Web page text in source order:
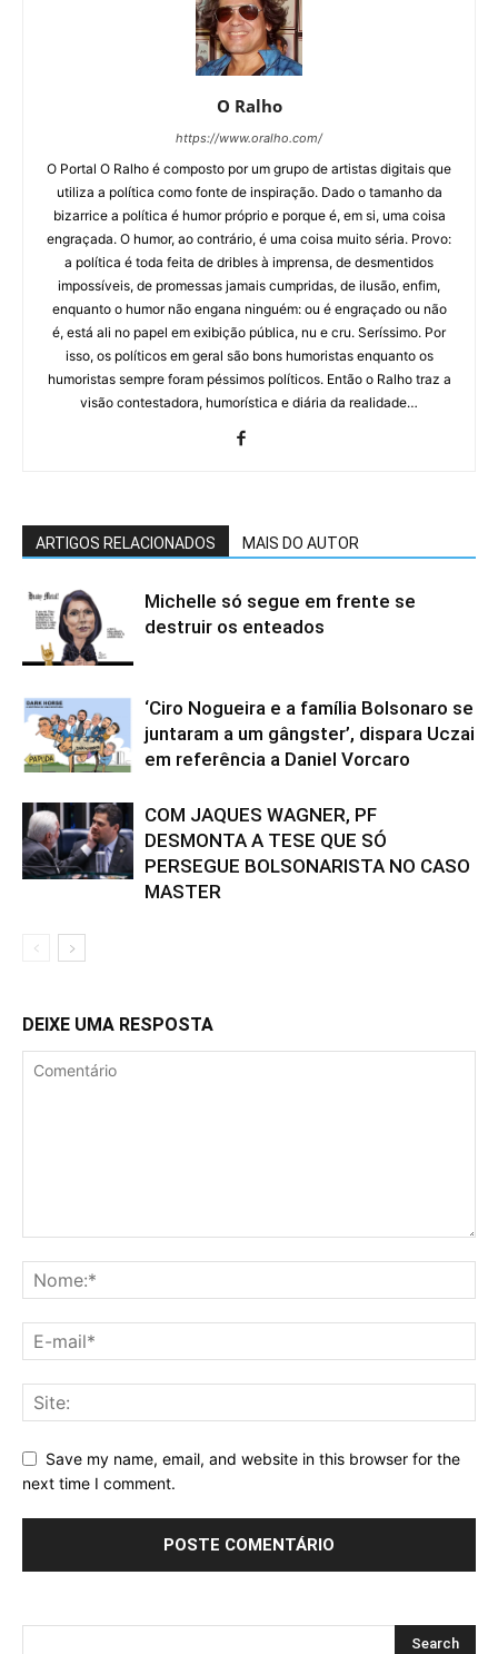
O Ralho
https://www.oralho.com/
O Portal O Ralho é composto por um grupo de artistas digitais que
utiliza a política como fonte de inspiração. Dado o tamanho da
bizarrice a política é humor próprio e porque é, em si, uma coisa
engraçada. O humor, ao contrário, é uma coisa muito séria. Provo:
a política é toda feita de dribles à imprensa, de desmentidos
impossíveis, de promessas jamais cumpridas, de ilusão, enfim,
enquanto o humor não engana ninguém: ou é engraçado ou não
é, está ali no papel em exibição pública, nu e cru. Seríssimo. Por
isso, os políticos em geral são bons humoristas enquanto os
humoristas sempre foram péssimos políticos. Então o Ralho traz a
visão contestadora, humorística e diária da realidade…
ARTIGOS RELACIONADOS MAIS DO AUTOR
Michelle só segue em frente se
destruir os enteados
‘Ciro Nogueira e a família Bolsonaro se
juntaram a um gângster’, dispara Uczai
em referência a Daniel Vorcaro
COM JAQUES WAGNER, PF
DESMONTA A TESE QUE SÓ
PERSEGUE BOLSONARISTA NO CASO
MASTER
DEIXE UMA RESPOSTA
Save my name, email, and website in this browser for the
next time I comment.